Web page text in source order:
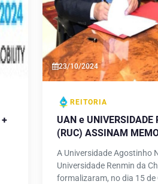
23/10/2024
REITORIA
UAN e UNIVERSIDADE
(RUC) ASSINAM
COOPERAÇÃO
A Universidade Agostinho
Universidade Renmin da
formalizaram, no